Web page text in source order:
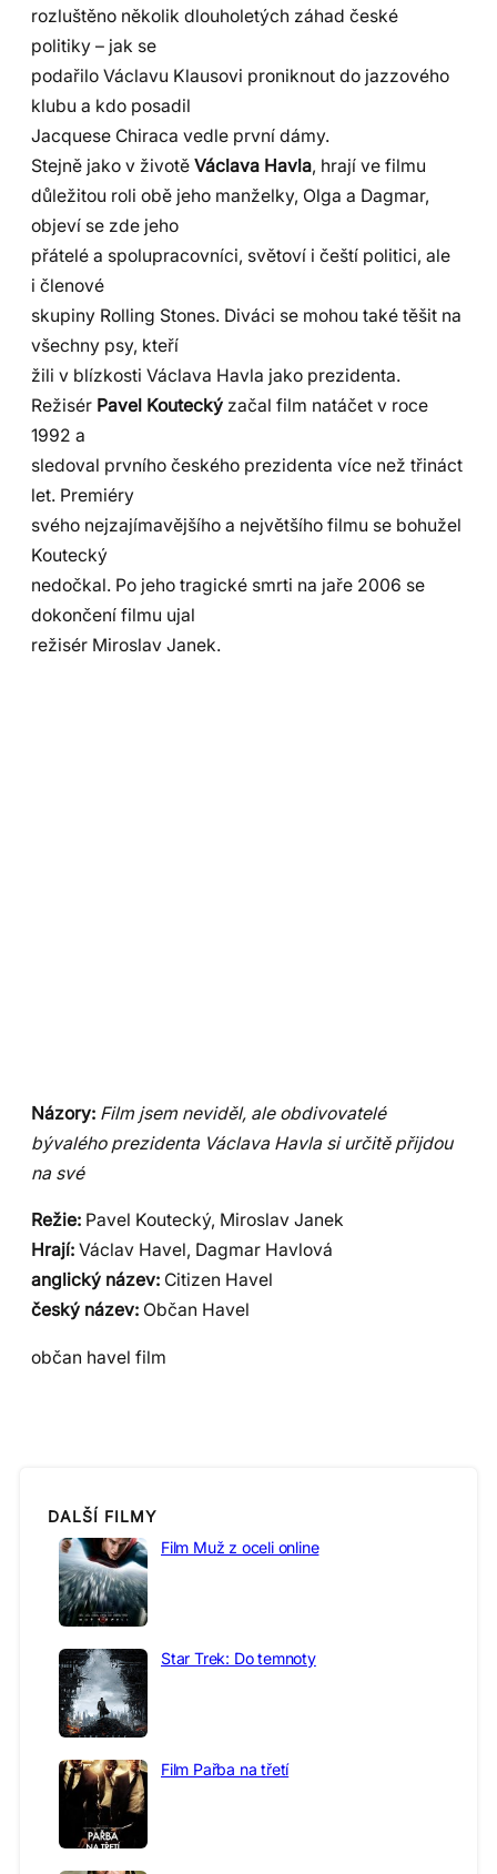
rozluštěno několik dlouholetých záhad české
politiky – jak se
podařilo Václavu Klausovi proniknout do jazzového
klubu a kdo posadil
Jacquese Chiraca vedle první dámy.
Stejně jako v životě Václava Havla, hrají ve filmu
důležitou roli obě jeho manželky, Olga a Dagmar,
objeví se zde jeho
přátelé a spolupracovníci, světoví i čeští politici, ale
i členové
skupiny Rolling Stones. Diváci se mohou také těšit na
všechny psy, kteří
žili v blízkosti Václava Havla jako prezidenta.
Režisér Pavel Koutecký začal film natáčet v roce
1992 a
sledoval prvního českého prezidenta více než třináct
let. Premiéry
svého nejzajímavějšího a největšího filmu se bohužel
Koutecký
nedočkal. Po jeho tragické smrti na jaře 2006 se
dokončení filmu ujal
režisér Miroslav Janek.
Názory: Film jsem neviděl, ale obdivovatelé
bývalého prezidenta Václava Havla si určitě přijdou
na své
Režie: Pavel Koutecký, Miroslav Janek
Hrají: Václav Havel, Dagmar Havlová
anglický název: Citizen Havel
český název: Občan Havel
občan havel film
DALŠÍ FILMY
Film Muž z oceli online
Star Trek: Do temnoty
Film Pařba na třetí